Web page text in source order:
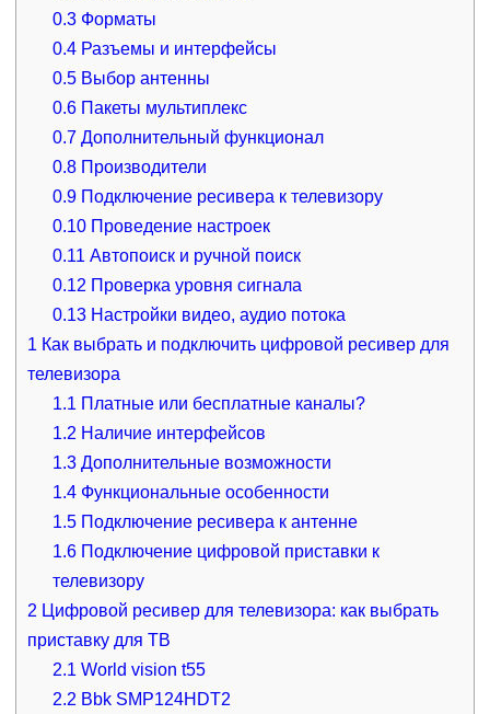
0.3 Форматы
0.4 Разъемы и интерфейсы
0.5 Выбор антенны
0.6 Пакеты мультиплекс
0.7 Дополнительный функционал
0.8 Производители
0.9 Подключение ресивера к телевизору
0.10 Проведение настроек
0.11 Автопоиск и ручной поиск
0.12 Проверка уровня сигнала
0.13 Настройки видео, аудио потока
1 Как выбрать и подключить цифровой ресивер для
телевизора
1.1 Платные или бесплатные каналы?
1.2 Наличие интерфейсов
1.3 Дополнительные возможности
1.4 Функциональные особенности
1.5 Подключение ресивера к антенне
1.6 Подключение цифровой приставки к
телевизору
2 Цифровой ресивер для телевизора: как выбрать
приставку для ТВ
2.1 World vision t55
2.2 Bbk SMP124HDT2